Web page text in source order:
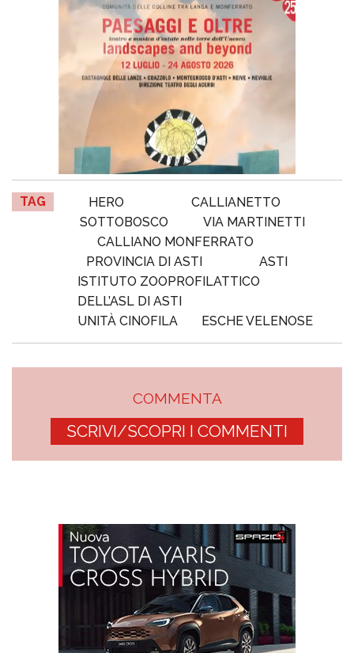
TAG HERO
CALLIANETTO
SOTTOBOSCO
VIA MARTINETTI
CALLIANO MONFERRATO
PROVINCIA DI ASTI
ASTI
ISTITUTO ZOOPROFILATTICO
DELL’ASL DI ASTI
UNITÀ CINOFILA
ESCHE VELENOSE
COMMENTA
SCRIVI/SCOPRI I COMMENTI